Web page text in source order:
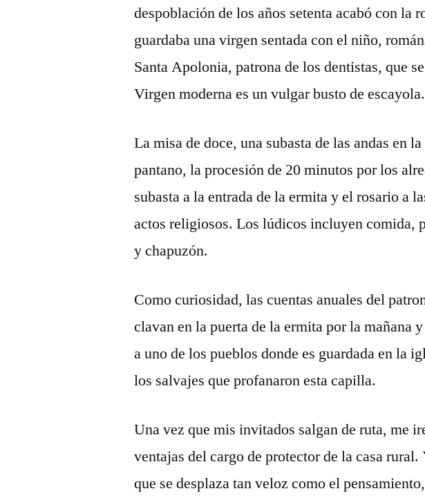
despoblación de los años setenta acabó con la
guardaba una virgen sentada con el niño,
Santa Apolonia, patrona de los dentistas, que
Virgen moderna es un vulgar busto de escayola.
La misa de doce, una subasta de las andas en
pantano, la procesión de 20 minutos por los
subasta a la entrada de la ermita y el rosario a
actos religiosos. Los lúdicos incluyen comida,
y chapuzón.
Como curiosidad, las cuentas anuales del
clavan en la puerta de la ermita por la mañana
a uno de los pueblos donde es guardada en la
los salvajes que profanaron esta capilla.
Una vez que mis invitados salgan de ruta, me
ventajas del cargo de protector de la casa
que se desplaza tan veloz como el